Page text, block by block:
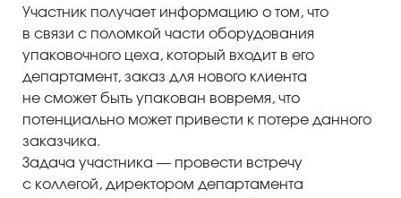
Участник получает информацию о том, что
в связи с поломкой части оборудования
упаковочного цеха, который входит в его
департамент, заказ для нового клиента
не сможет быть упакован вовремя, что
потенциально может привести к потере данного
заказчика.
Задача участника — провести встречу
с коллегой, директором департамента